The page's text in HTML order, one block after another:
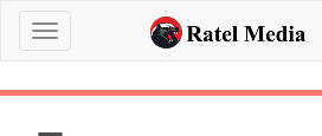
Меню